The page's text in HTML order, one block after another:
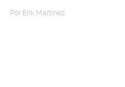
Por Erik Martinez